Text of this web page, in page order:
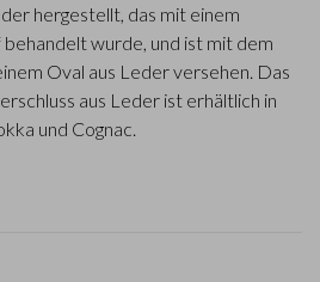
hergestellt, das mit einem
wurde, und ist mit dem
Oval aus Leder versehen. Das
aus Leder ist erhältlich in
und Cognac.